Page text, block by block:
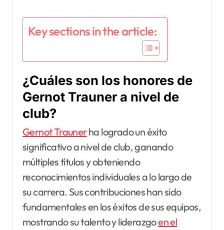
Key sections in the article:
¿Cuáles son los honores de
Gernot Trauner a nivel de
club?
Gernot Traunerha logrado un éxito
significativo a nivel de club, ganando
múltiples títulos y obteniendo
reconocimientos individuales a lo largo de
su carrera. Sus contribuciones han sido
fundamentales en los éxitos de sus equipos,
mostrando su talento y liderazgoen el